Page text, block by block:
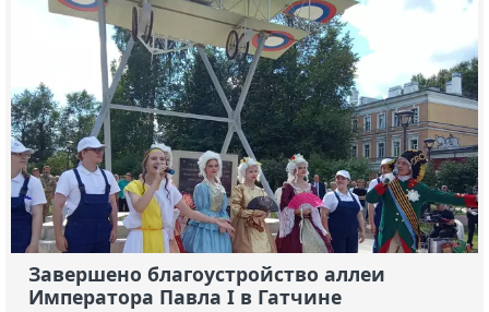
Завершено благоустройство аллеи
Императора Павла I в Гатчине